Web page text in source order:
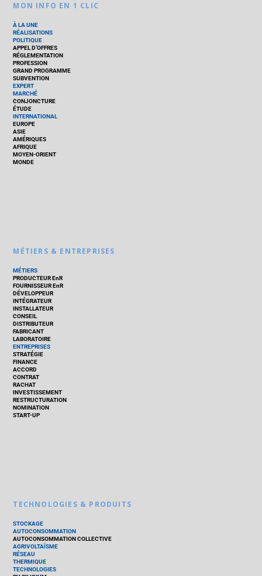
MON INFO EN 1 CLIC
À LA UNE
RÉALISATIONS
POLITIQUE
APPEL D’OFFRES
RÉGLEMENTATION
PROFESSION
GRAND PROGRAMME
SUBVENTION
EXPERT
MARCHÉ
CONJONCTURE
ÉTUDE
INTERNATIONAL
EUROPE
ASIE
AMÉRIQUES
AFRIQUE
MOYEN-ORIENT
MONDE
MÉTIERS & ENTREPRISES
MÉTIERS
PRODUCTEUR EnR
FOURNISSEUR EnR
DÉVELOPPEUR
INTÉGRATEUR
INSTALLATEUR
CONSEIL
DISTRIBUTEUR
FABRICANT
LABORATOIRE
ENTREPRISES
STRATÉGIE
FINANCE
ACCORD
CONTRAT
RACHAT
INVESTISSEMENT
RESTRUCTURATION
NOMINATION
START-UP
TECHNOLOGIES & PRODUITS
STOCKAGE
AUTOCONSOMMATION
AUTOCONSOMMATION COLLECTIVE
AGRIVOLTAÏSME
RÉSEAU
THERMIQUE
TECHNOLOGIES